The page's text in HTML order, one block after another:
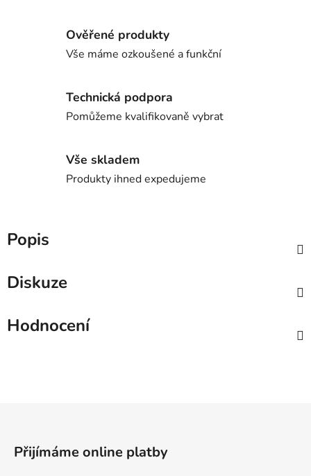
Ověřené produkty
Vše máme ozkoušené a funkční
Technická podpora
Pomůžeme kvalifikovaně vybrat
Vše skladem
Produkty ihned expedujeme
Popis
Diskuze
Hodnocení
Přijímáme online platby